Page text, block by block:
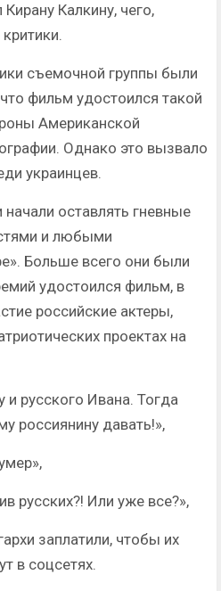
Калкину, чего,
съемочной группы были
фильм удостоился такой
Американской
Однако это вызвало
украинцев.
оставлять гневные
и любыми
Больше всего они были
удостоился фильм, в
российские актеры,
проектах на
и русского Ивана. Тогда
россиянину давать!»,
русских?! Или уже все?»,
заплатили, чтобы их
в соцсетях.